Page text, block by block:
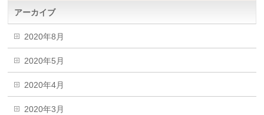
アーカイブ
2020年8月
2020年5月
2020年4月
2020年3月